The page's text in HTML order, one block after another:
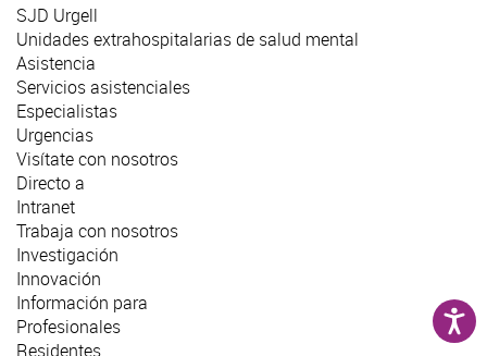
SJD Urgell
Unidades extrahospitalarias de salud mental
Asistencia
Servicios asistenciales
Especialistas
Urgencias
Visítate con nosotros
Directo a
Intranet
Trabaja con nosotros
Investigación
Innovación
Información para
Profesionales
Residentes